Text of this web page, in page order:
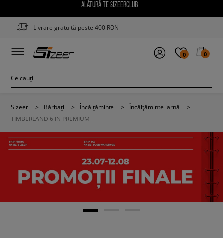
ALĂTURĂ-TE SIZEERCLUB
Livrare gratuită peste 400 RON
0 0
Sizeer > Bărbați > Încălțăminte > Încălțăminte iarnă
>
TIMBERLAND 6 IN PREMIUM